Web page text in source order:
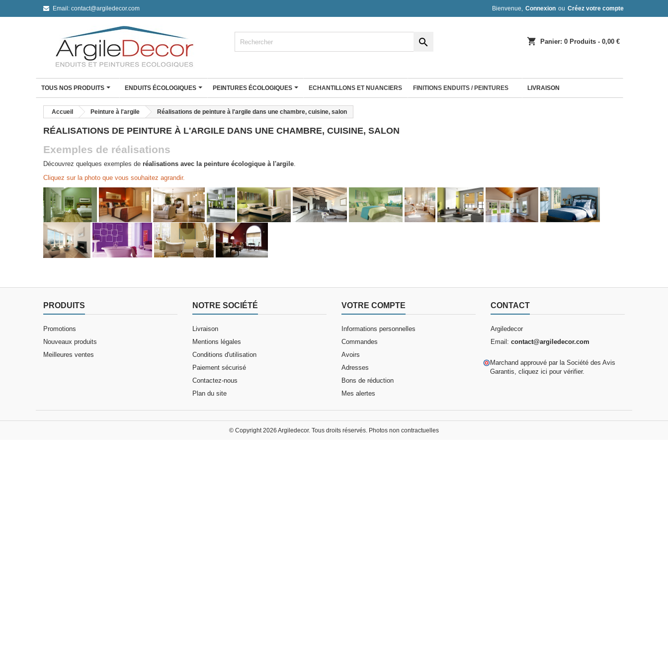
Email: contact@argiledecor.com Bienvenue, Connexion ou Créez votre compte
shopping_cart Panier: 0 Produits - 0,00 €

TOUS NOS PRODUITS
ENDUIT À L'ARGILE
Enduit à l'argile Argil Deco
Enduit fin à l'argile
Mini Kit Claystone sols / plans de
travail
Mini Kit Claystone murs
Kit Claystone murs
Kit Claystone sols / plans de travail
ENDUIT À LA CHAUX
Enduit fin à la chaux
Badistuc Déco
Badistuc Façades et rénovation
Stucki
Enduit éco nature
Enduit Natura'liège
ENDUITS ÉCOLOGIQUES PEINTURES ÉCOLOGIQUES ECHANTILLONS ET NUANCIERS FINITIONS ENDUITS / PEINTURES LIVRAISON
Accueil Peinture à l'argile Réalisations de peinture à l'argile dans une chambre, cuisine, salon
RÉALISATIONS DE PEINTURE À L'ARGILE DANS UNE CHAMBRE, CUISINE, SALON
Exemples de réalisations
Découvrez quelques exemples de réalisations avec la peinture écologique à l'argile.
Cliquez sur la photo que vous souhaitez agrandir.
PRODUITS
Promotions
Nouveaux produits
Meilleures ventes
NOTRE SOCIÉTÉ
Livraison
Mentions légales
Conditions d'utilisation
Paiement sécurisé
Contactez-nous
Plan du site
VOTRE COMPTE
Informations personnelles
Commandes
Avoirs
Adresses
Bons de réduction
Mes alertes
CONTACT
Argiledecor
Email: contact@argiledecor.com
Marchand approuvé par la Société des Avis
Garantis, cliquez ici pour vérifier.
© Copyright 2026 Argiledecor. Tous droits réservés. Photos non contractuelles